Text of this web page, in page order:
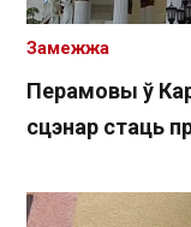
Перамовы ў
сцэнар стаць
Замежжа